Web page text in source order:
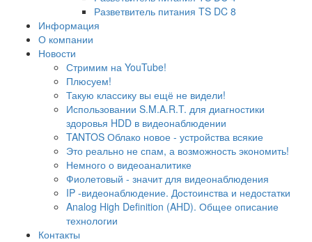
Разветвитель питания TS DC 8
Информация
О компании
Новости
Стримим на YouTube!
Плюсуем!
Такую классику вы ещё не видели!
Использовании S.M.A.R.T. для диагностики
здоровья HDD в видеонаблюдении
TANTOS Облако новое - устройства всякие
Это реально не спам, а возможность экономить!
Немного о видеоаналитике
Фиолетовый - значит для видеонаблюдения
IP -видеонаблюдение. Достоинства и недостатки
Analog High Definition (AHD). Общее описание
технологии
Контакты